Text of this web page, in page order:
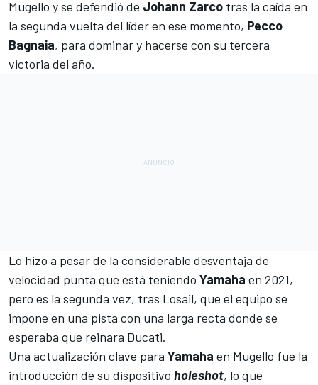
Mugello y se defendió de Johann Zarco tras la caída en
la segunda vuelta del líder en ese momento, Pecco
Bagnaia, para dominar y hacerse con su tercera
victoria del año.
Lo hizo a pesar de la considerable desventaja de
velocidad punta que está teniendo Yamaha en 2021,
pero es la segunda vez, tras Losail, que el equipo se
impone en una pista con una larga recta donde se
esperaba que reinara Ducati.
Una actualización clave para Yamaha en Mugello fue la
introducción de su dispositivo holeshot, lo que